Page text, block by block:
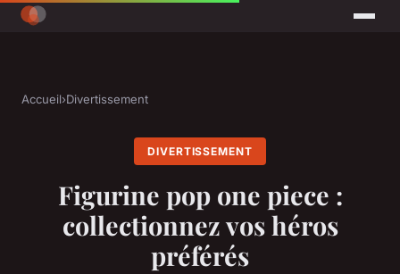
Accueil›Divertissement
DIVERTISSEMENT
Figurine pop one piece :
collectionnez vos héros
préférés